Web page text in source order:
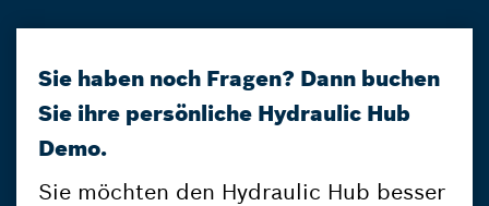
Sie haben noch Fragen? Dann buchen
Sie ihre persönliche Hydraulic Hub
Demo.
Sie möchten den Hydraulic Hub besser